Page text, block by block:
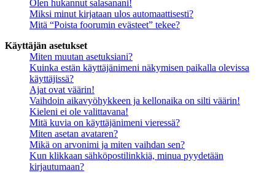
Olen hukannut salasanani!
Miksi minut kirjataan ulos automaattisesti?
Mitä “Poista foorumin evästeet” tekee?
Käyttäjän asetukset
Miten muutan asetuksiani?
Kuinka estän käyttäjänimeni näkymisen paikalla olevissa
käyttäjissä?
Ajat ovat väärin!
Vaihdoin aikavyöhykkeen ja kellonaika on silti väärin!
Kieleni ei ole valittavana!
Mitä kuvia on käyttäjänimeni vieressä?
Miten asetan avataren?
Mikä on arvonimi ja miten vaihdan sen?
Kun klikkaan sähköpostilinkkiä, minua pyydetään
kirjautumaan?